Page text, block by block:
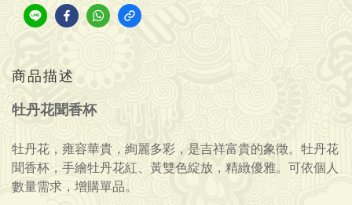
商品描述
牡丹花聞香杯
牡丹花，雍容華貴，絢麗多彩，是吉祥富貴的象徵。 牡丹花
聞香杯， 手繪牡丹花紅、黃雙色綻放，精緻優雅。 可依個人
數量需求，增購單品。